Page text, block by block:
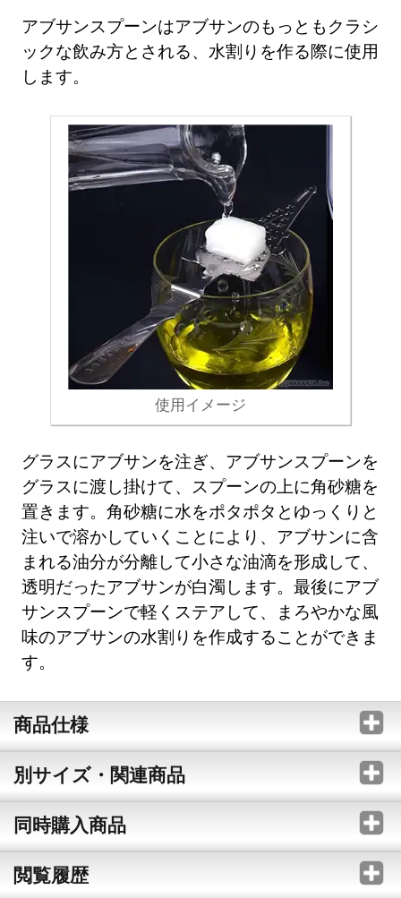
アブサンスプーンはアブサンのもっともクラシ
ックな飲み方とされる、水割りを作る際に使用
します。
使用イメージ
グラスにアブサンを注ぎ、アブサンスプーンを
グラスに渡し掛けて、スプーンの上に角砂糖を
置きます。角砂糖に水をポタポタとゆっくりと
注いで溶かしていくことにより、アブサンに含
まれる油分が分離して小さな油滴を形成して、
透明だったアブサンが白濁します。最後にアブ
サンスプーンで軽くステアして、まろやかな風
味のアブサンの水割りを作成することができま
す。
商品仕様
別サイズ・関連商品
同時購入商品
閲覧履歴